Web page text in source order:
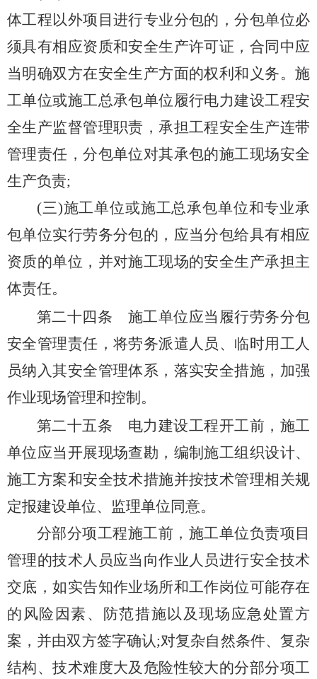
体工程以外项目进行专业分包的，分包单位必
须具有相应资质和安全生产许可证，合同中应
当明确双方在安全生产方面的权利和义务。施
工单位或施工总承包单位履行电力建设工程安
全生产监督管理职责，承担工程安全生产连带
管理责任，分包单位对其承包的施工现场安全
生产负责;
(三)施工单位或施工总承包单位和专业承
包单位实行劳务分包的，应当分包给具有相应
资质的单位，并对施工现场的安全生产承担主
体责任。
第二十四条 施工单位应当履行劳务分包
安全管理责任，将劳务派遣人员、临时用工人
员纳入其安全管理体系，落实安全措施，加强
作业现场管理和控制。
第二十五条 电力建设工程开工前，施工
单位应当开展现场查勘，编制施工组织设计、
施工方案和安全技术措施并按技术管理相关规
定报建设单位、监理单位同意。
分部分项工程施工前，施工单位负责项目
管理的技术人员应当向作业人员进行安全技术
交底，如实告知作业场所和工作岗位可能存在
的风险因素、防范措施以及现场应急处置方
案，并由双方签字确认;对复杂自然条件、复杂
结构、技术难度大及危险性较大的分部分项工